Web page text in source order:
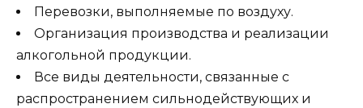
Перевозки, выполняемые по воздуху.
Организация производства и реализации
алкогольной продукции.
Все виды деятельности, связанные с
распространением сильнодействующих и